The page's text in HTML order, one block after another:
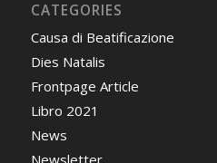
CATEGORIES
Causa di Beatificazione
Dies Natalis
Frontpage Article
Libro 2021
News